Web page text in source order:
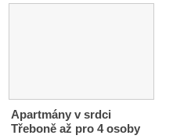
Apartmány v srdci
Třeboně až pro 4 osoby